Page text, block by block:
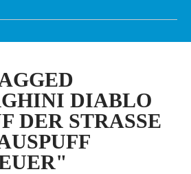
DIABLO
DER STRASSE A
K